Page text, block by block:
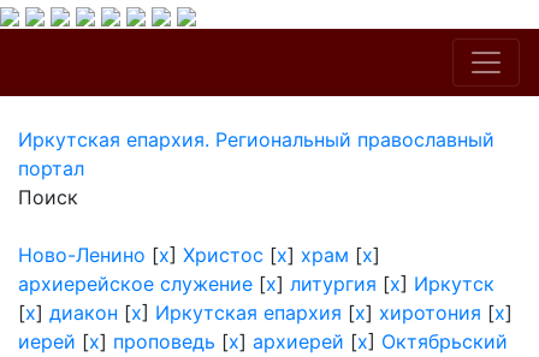
Иркутская епархия. Региональный православный
портал
Поиск
Ново-Ленино [x] Христос [x] храм [x]
архиерейское служение [x] литургия [x] Иркутск
[x] диакон [x] Иркутская епархия [x] хиротония [x]
иерей [x] проповедь [x] архиерей [x] Октябрьский